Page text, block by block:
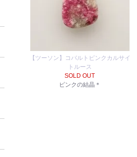
【ツーソン】コバルトピンクカルサイ
トルース
SOLD OUT
ピンクの結晶＊